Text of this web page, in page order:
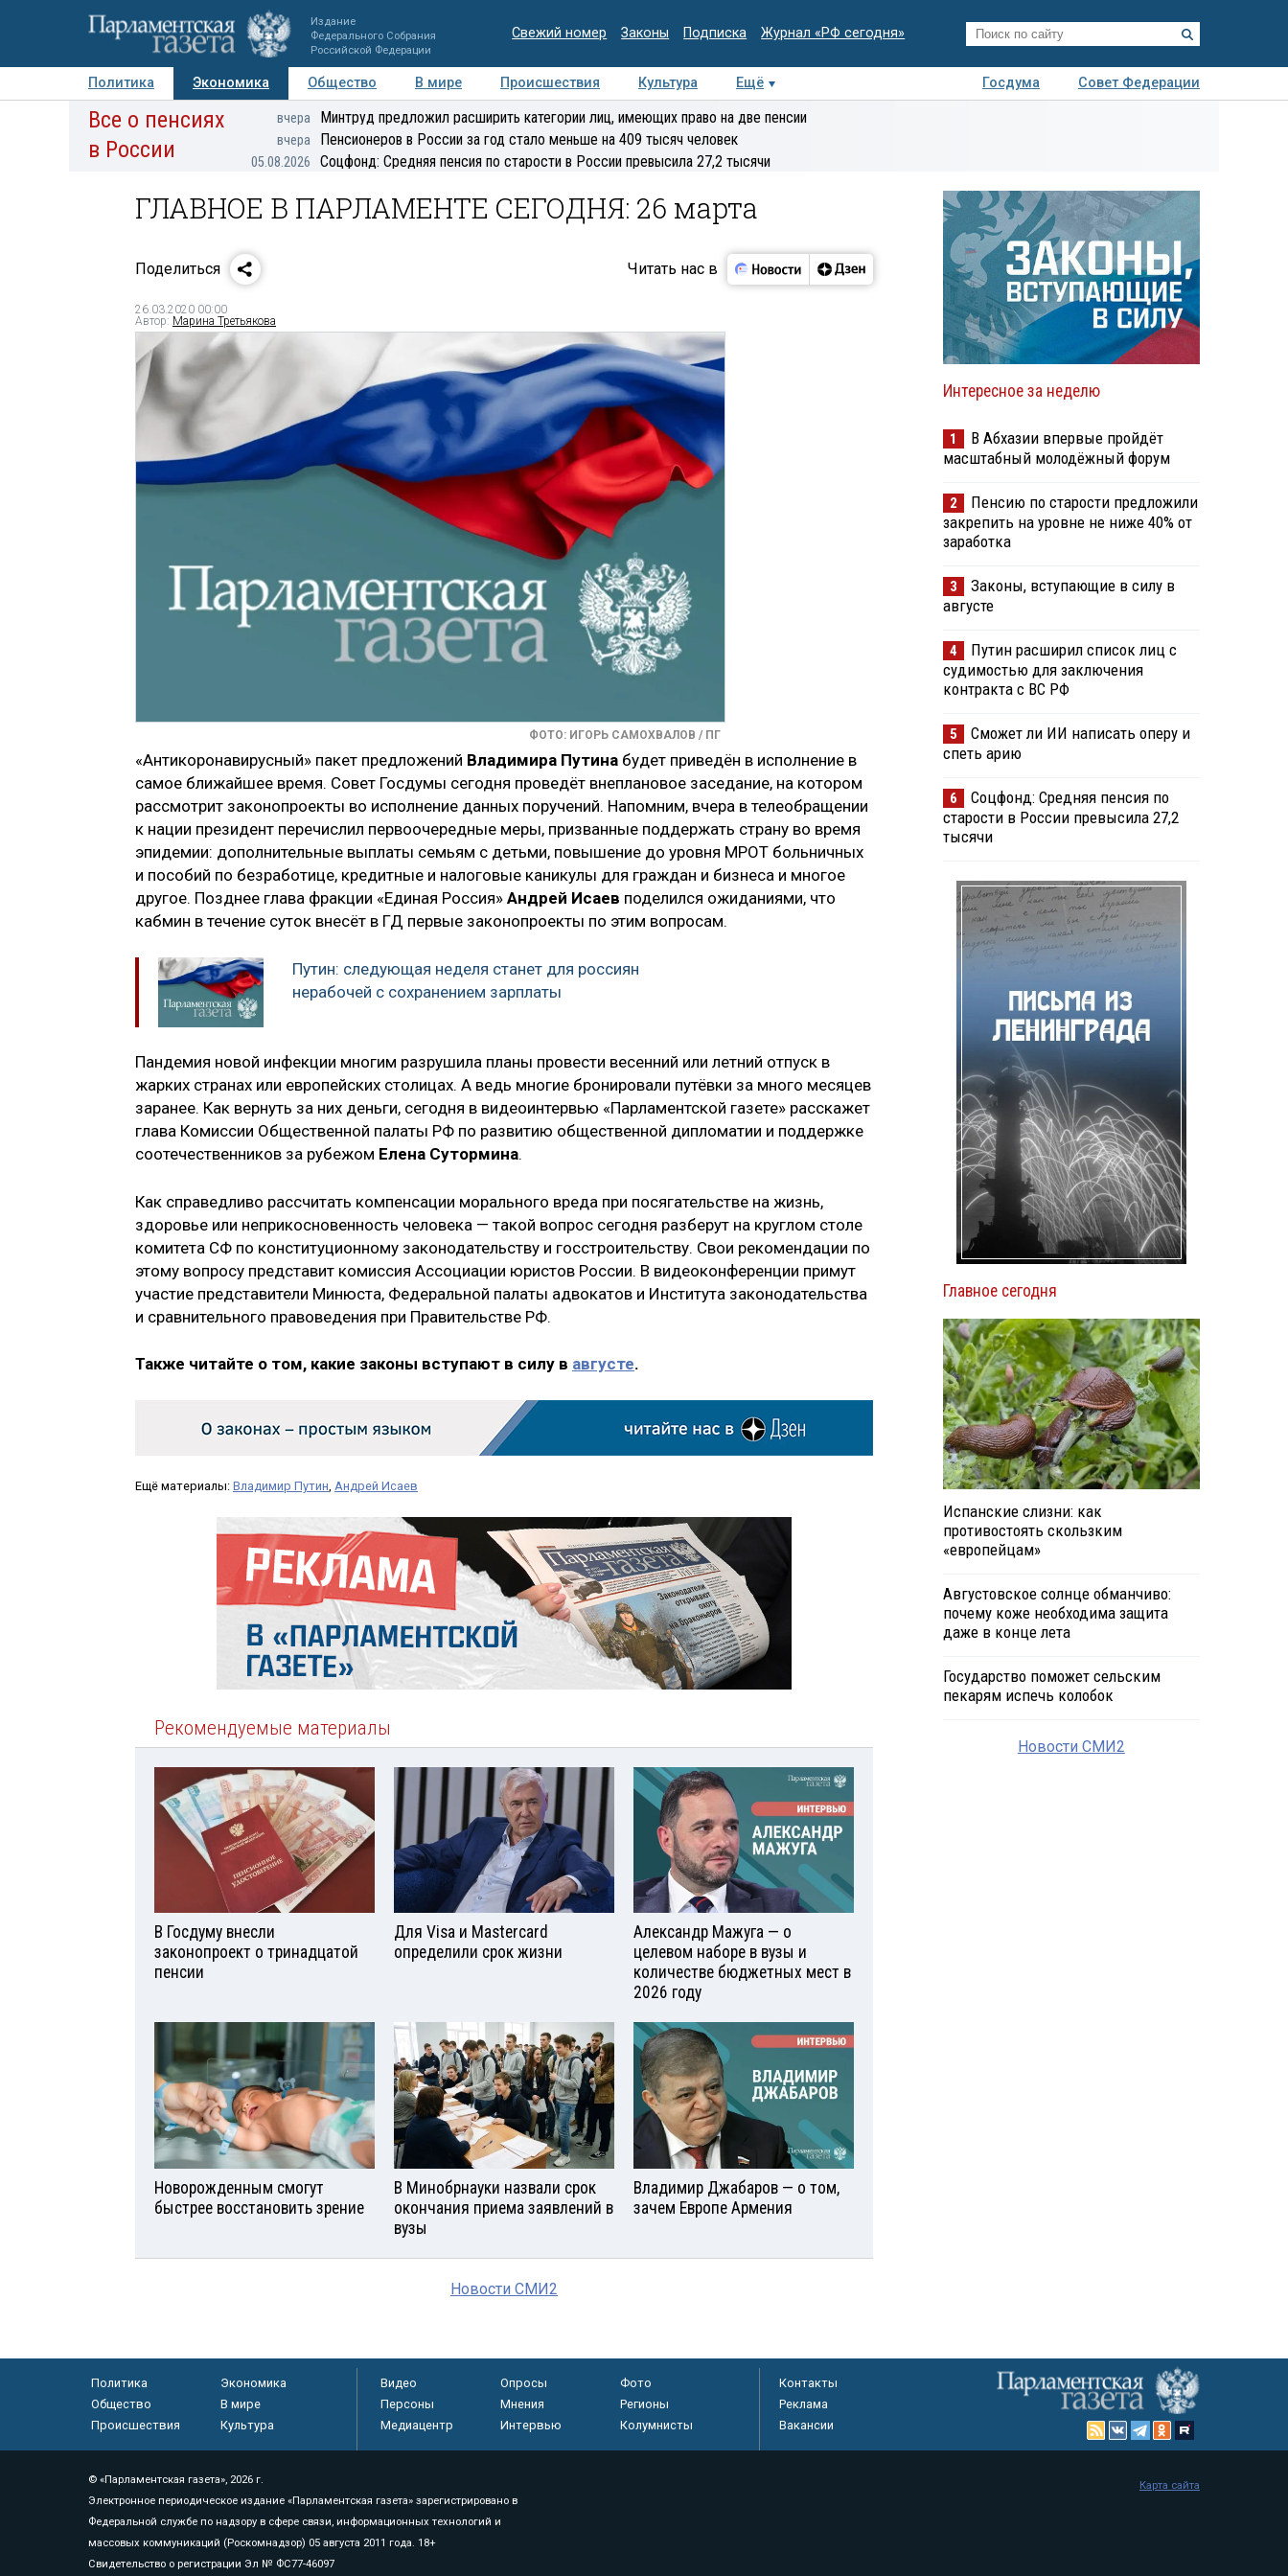
Издание
Федерального Собрания
Российской Федерации
Свежий номер Законы Подписка Журнал «РФ сегодня»
Политика Экономика Общество В мире Происшествия Культура Ещё Госдума
Совет Федерации
Авторы Персоны Мнения Регионы Медиацентр Интервью Колумнисты
Деловая
Все о пенсиях
в России
вчера Минтруд предложил расширить категории лиц, имеющих право на две пенсии
вчера Пенсионеров в России за год стало меньше на 409 тысяч человек
05.08.2026 Соцфонд: Средняя пенсия по старости в России превысила 27,2 тысячи
ГЛАВНОЕ В ПАРЛАМЕНТЕ СЕГОДНЯ: 26 марта
Поделиться Читать нас в
26.03.2020 00:00
Автор: Марина Третьякова
ФОТО: ИГОРЬ САМОХВАЛОВ / ПГ
«Антикоронавирусный» пакет предложений Владимира Путина будет приведён в исполнение в
самое ближайшее время. Совет Госдумы сегодня проведёт внеплановое заседание, на котором
рассмотрит законопроекты во исполнение данных поручений. Напомним, вчера в телеобращении
к нации президент перечислил первоочередные меры, призванные поддержать страну во время
эпидемии: дополнительные выплаты семьям с детьми, повышение до уровня МРОТ больничных
и пособий по безработице, кредитные и налоговые каникулы для граждан и бизнеса и многое
другое. Позднее глава фракции «Единая Россия» Андрей Исаев поделился ожиданиями, что
кабмин в течение суток внесёт в ГД первые законопроекты по этим вопросам.
Путин: следующая неделя станет для россиян
нерабочей с сохранением зарплаты
Пандемия новой инфекции многим разрушила планы провести весенний или летний отпуск в
жарких странах или европейских столицах. А ведь многие бронировали путёвки за много месяцев
заранее. Как вернуть за них деньги, сегодня в видеоинтервью «Парламентской газете» расскажет
глава Комиссии Общественной палаты РФ по развитию общественной дипломатии и поддержке
соотечественников за рубежом Елена Сутормина.
Как справедливо рассчитать компенсации морального вреда при посягательстве на жизнь,
здоровье или неприкосновенность человека — такой вопрос сегодня разберут на круглом столе
комитета СФ по конституционному законодательству и госстроительству. Свои рекомендации по
этому вопросу представит комиссия Ассоциации юристов России. В видеоконференции примут
участие представители Минюста, Федеральной палаты адвокатов и Института законодательства
и сравнительного правоведения при Правительстве РФ.
Также читайте о том, какие законы вступают в силу в августе.
Ещё материалы: Владимир Путин Андрей Исаев
Рекомендуемые материалы
В Госдуму внесли
законопроект о тринадцатой
пенсии
Для Visа и Mastercard
определили срок жизни
Александр Мажуга — о
целевом наборе в вузы и
количестве бюджетных мест в
2026 году
Новорожденным смогут
быстрее восстановить зрение
В Минобрнауки назвали срок
окончания приема заявлений в
вузы
Владимир Джабаров — о том,
зачем Европе Армения
Новости СМИ2
Интересное за неделю
1
В Абхазии впервые пройдёт
масштабный молодёжный форум
2
Пенсию по старости предложили
закрепить на уровне не ниже 40% от
заработка
3
Законы, вступающие в силу в
августе
4
Путин расширил список лиц с
судимостью для заключения
контракта с ВС РФ
5
Сможет ли ИИ написать оперу и
спеть арию
6
Соцфонд: Средняя пенсия по
старости в России превысила 27,2
тысячи
Главное сегодня
Испанские слизни: как
противостоять скользким
«европейцам»
Августовское солнце обманчиво:
почему коже необходима защита
даже в конце лета
Государство поможет сельским
пекарям испечь колобок
Новости СМИ2
Политика
Экономика
Общество
В мире
Происшествия
Культура
Видео Опросы
Фото
Персоны
Мнения
Регионы
Медиацентр
Интервью Колумнисты
Контакты
Реклама
Вакансии
© «Парламентская газета», 2026 г.
Электронное периодическое издание «Парламентская газета» зарегистрировано в
Федеральной службе по надзору в сфере связи, информационных технологий и
массовых коммуникаций (Роскомнадзор) 05 августа 2011 года. 18+
Свидетельство о регистрации Эл № ФС77-46097
Карта сайта